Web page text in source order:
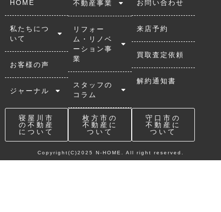
HOME
私たちにつ
いて
お客様の声
ジャーナル
不動産事業
リフォー
ム・リノベ
ーション事
業
スタッフの
コラム
お問い合わせ
来店予約
買取査定依頼
解約通知書
寝屋川市
の不動産
について
枚方市の
不動産に
ついて
守口市の
不動産に
ついて
Copyright(C)2025 N-HOME. All right reserved.